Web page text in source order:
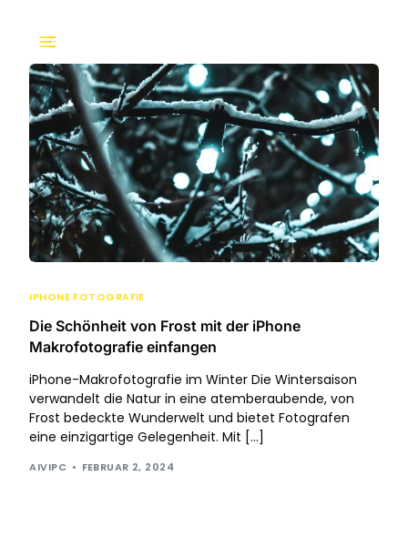
IPHONE FOTOGRAFIE
Die Schönheit von Frost mit der iPhone
Makrofotografie einfangen
iPhone-Makrofotografie im Winter Die Wintersaison
verwandelt die Natur in eine atemberaubende, von
Frost bedeckte Wunderwelt und bietet Fotografen
eine einzigartige Gelegenheit. Mit […]
AIVIPC FEBRUAR 2, 2024